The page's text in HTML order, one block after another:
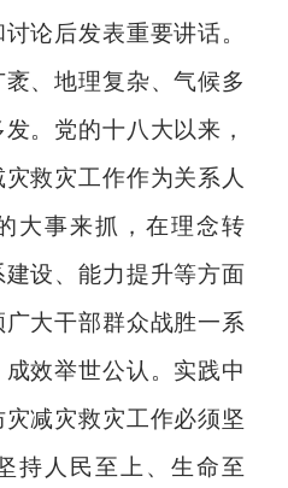
论后发表重要讲话。
、地理复杂、气候多
。党的十八大以来，
救灾工作作为关系人
大事来抓，在理念转
设、能力提升等方面
大干部群众战胜一系
效举世公认。实践中
减灾救灾工作必须坚
持人民至上、生命至